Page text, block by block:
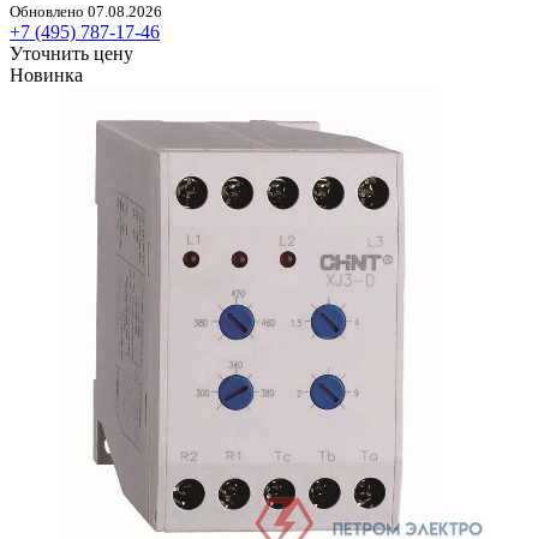
Обновлено 07.08.2026
+7 (495) 787-17-46
Уточнить цену
Новинка